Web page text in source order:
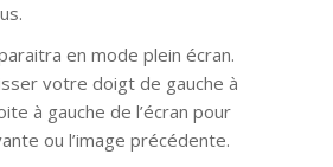
en mode plein écran.
votre doigt de gauche à
à gauche de l’écran pour
ou l’image précédente.